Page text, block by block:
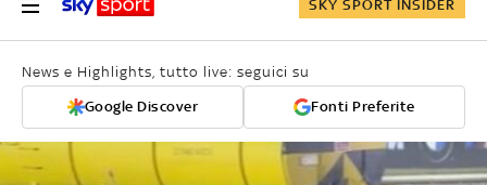
SKY SPORT INSIDER
News e Highlights, tutto live: seguici su
Google Discover Fonti Preferite